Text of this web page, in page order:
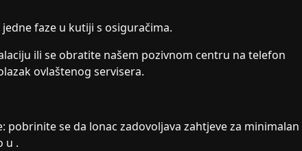
faze u kutiji s osiguračima.
ili se obratite našem pozivnom centru na telefon
ovlaštenog servisera.
pobrinite se da lonac zadovoljava zahtjeve za minimalan
u .